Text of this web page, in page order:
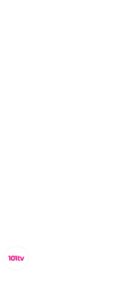
El piloto de la
presuntamente
agentes en
viernes a